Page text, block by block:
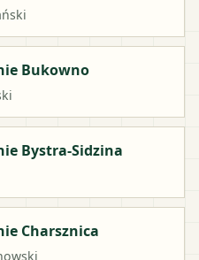
Bukowno
Bystra-Sidzina
Charsznica